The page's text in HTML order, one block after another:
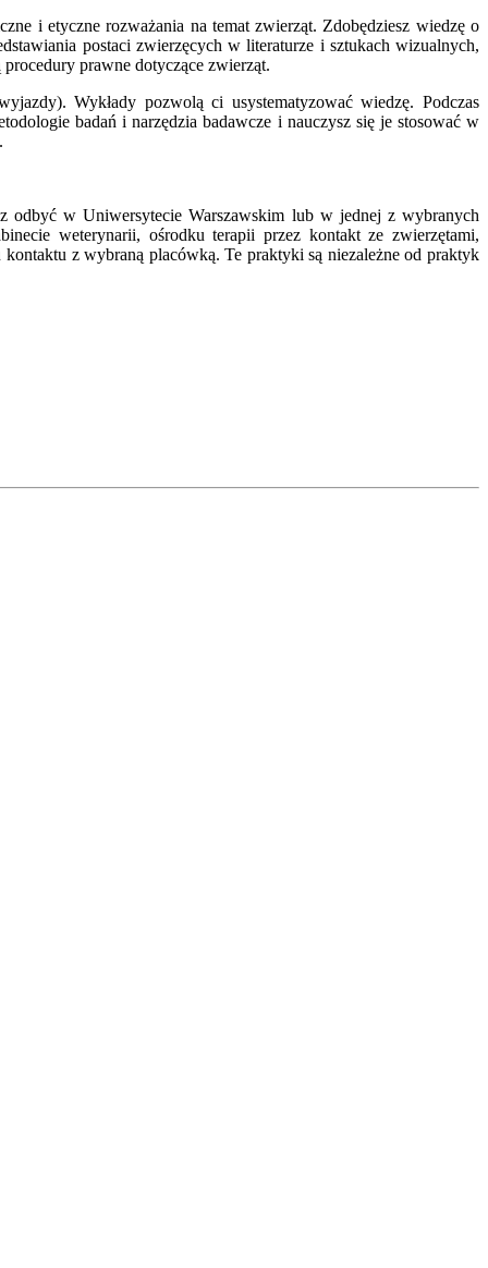
i etyczne rozważania na temat zwierząt. Zdobędziesz wiedzę o
postaci zwierzęcych w literaturze i sztukach wizualnych,
prawne dotyczące zwierząt.
Wykłady pozwolą ci usystematyzować wiedzę. Podczas
badań i narzędzia badawcze i nauczysz się je stosować w
odbyć w Uniwersytecie Warszawskim lub w jednej z wybranych
weterynarii, ośrodku terapii przez kontakt ze zwierzętami,
z wybraną placówką. Te praktyki są niezależne od praktyk